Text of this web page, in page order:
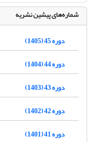
شماره‌های پیشین نشریه
دوره 45 (1405)
دوره 44 (1404)
دوره 43 (1403)
دوره 42 (1402)
دوره 41 (1401)